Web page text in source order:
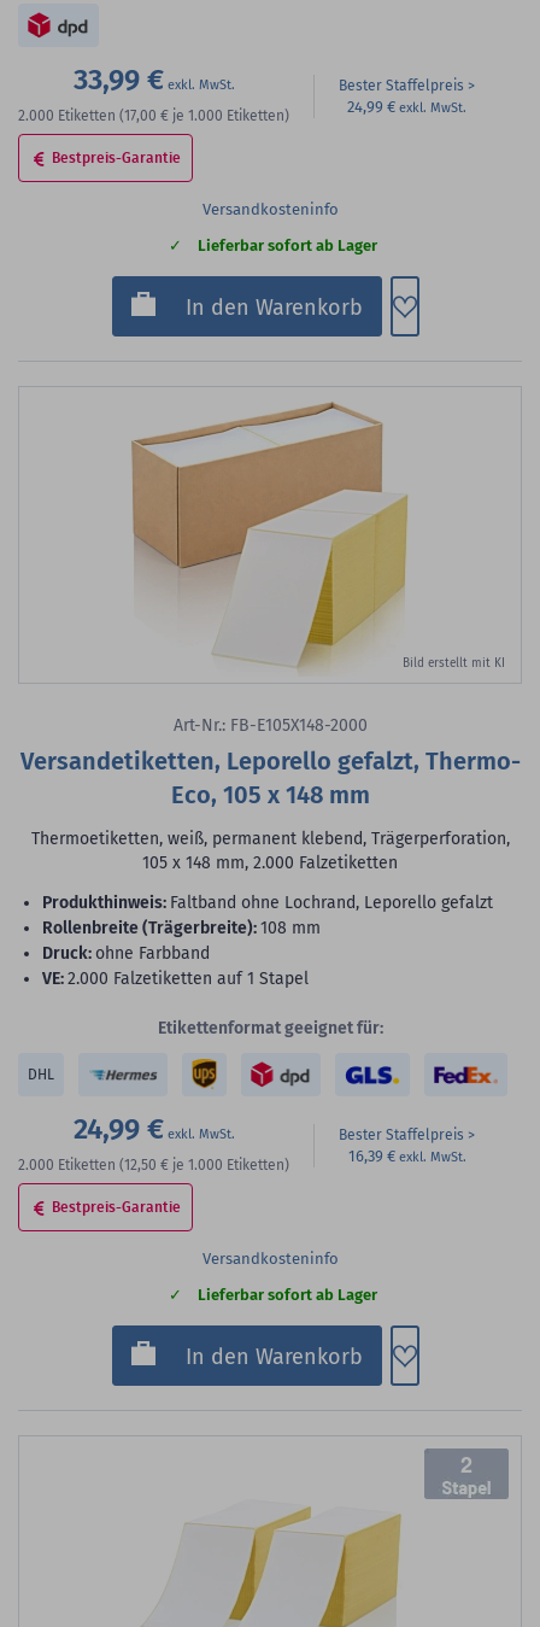
33,99 €
2.000 Etiketten (17,00 € je 1.000 Etiketten)
Bester Staffelpreis
24,99 €
Bestpreis-Garantie
Versandkosteninfo
Lieferbar sofort ab Lager
In den Warenkorb Zum
Bild erstellt mit KI
Art-Nr.: FB-E105X148-2000
Versandetiketten, Leporello gefalzt, Thermo-
Eco, 105 x 148 mm
Thermoetiketten, weiß, permanent klebend, Trägerperforation,
105 x 148 mm, 2.000 Falzetiketten
Produkthinweis: Faltband ohne Lochrand, Leporello gefalzt
Rollenbreite (Trägerbreite):108 mm
Druck: ohne Farbband
VE:2.000 Falzetiketten auf 1 Stapel
Etikettenformat geeignet für:
DHL
24,99 €
2.000 Etiketten (12,50 € je 1.000 Etiketten)
Bester Staffelpreis
16,39 €
Bestpreis-Garantie
Versandkosteninfo
Lieferbar sofort ab Lager
In den Warenkorb Zum
2